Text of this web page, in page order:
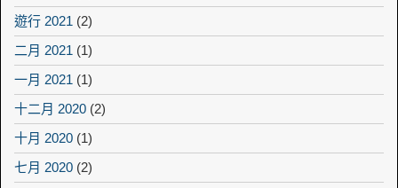
遊行 2021 (2)
二月 2021 (1)
一月 2021 (1)
十二月 2020 (2)
十月 2020 (1)
七月 2020 (2)